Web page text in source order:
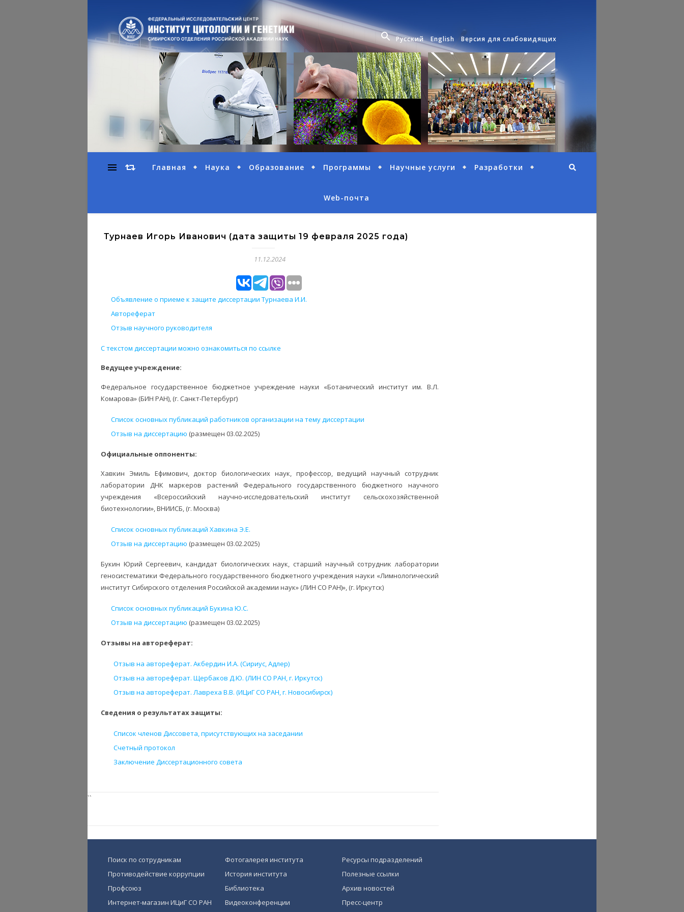
Русский English Версия для слабовидящих
Главная Наука Образование Программы Научные услуги Разработки
Web-почта
Турнаев Игорь Иванович (дата защиты 19 февраля 2025 года)
11.12.2024
Объявление о приеме к защите диссертации Турнаева И.И.
Автореферат
Отзыв научного руководителя
С текстом диссертации можно ознакомиться по ссылке
Ведущее учреждение:
Федеральное государственное бюджетное учреждение науки «Ботанический институт им. В.Л.
Комарова» (БИН РАН), (г. Санкт-Петербург)
Список основных публикаций работников организации на тему диссертации
Отзыв на диссертацию (размещен 03.02.2025)
Официальные оппоненты:
Хавкин Эмиль Ефимович, доктор биологических наук, профессор, ведущий научный сотрудник
лаборатории ДНК маркеров растений Федерального государственного бюджетного научного
учреждения «Всероссийский научно-исследовательский институт сельскохозяйственной
биотехнологии», ВНИИСБ, (г. Москва)
Список основных публикаций Хавкина Э.Е.
Отзыв на диссертацию (размещен 03.02.2025)
Букин Юрий Сергеевич, кандидат биологических наук, старший научный сотрудник лаборатории
геносистематики Федерального государственного бюджетного учреждения науки «Лимнологический
институт Сибирского отделения Российской академии наук» (ЛИН СО РАН)», (г. Иркутск)
Список основных публикаций Букина Ю.С.
Отзыв на диссертацию (размещен 03.02.2025)
Отзывы на автореферат:
Отзыв на автореферат. Акбердин И.А. (Сириус, Адлер)
Отзыв на автореферат. Щербаков Д.Ю. (ЛИН СО РАН, г. Иркутск)
Отзыв на автореферат. Лавреха В.В. (ИЦиГ СО РАН, г. Новосибирск)
Сведения о результатах защиты:
Список членов Диссовета, присутствующих на заседании
Счетный протокол
Заключение Диссертационного совета
``
Поиск по сотрудникам
Противодействие коррупции
Профсоюз
Интернет-магазин ИЦиГ СО РАН
Фотогалерея института
История института
Библиотека
Видеоконференции
Ресурсы подразделений
Полезные ссылки
Архив новостей
Пресс-центр